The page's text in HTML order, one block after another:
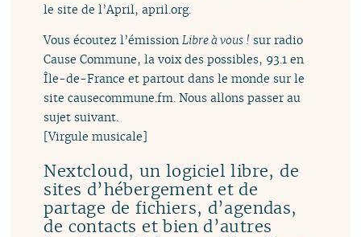
le site de l’April, april.org.
Vous écoutez l’émissionLibre à vous ! sur radio
Cause Commune, la voix des possibles, 93.1 en
Île-de-France et partout dans le monde sur le
site causecommune.fm. Nous allons passer au
sujet suivant.
[Virgule musicale]
Nextcloud, un logiciel libre, de
sites d’hébergement et de
partage de fichiers, d’agendas,
de contacts et bien d’autres